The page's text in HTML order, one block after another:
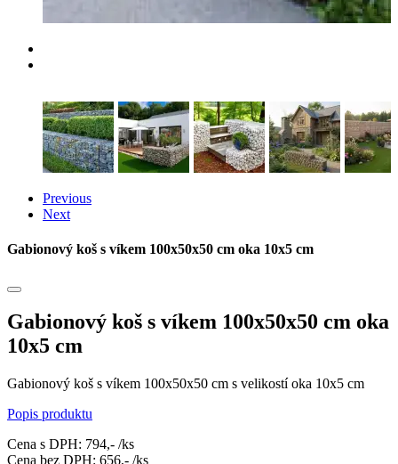
Previous
Next
Gabionový koš s víkem 100x50x50 cm oka 10x5 cm
Gabionový koš s víkem 100x50x50 cm oka
10x5 cm
Gabionový koš s víkem 100x50x50 cm s velikostí oka 10x5 cm
Popis produktu
Cena s DPH: 794,- /ks
Cena bez DPH: 656,- /ks